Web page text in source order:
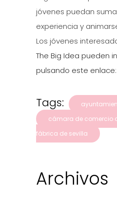
jóvenes puedan
experiencia y
Los jóvenes
The Big Idea pueden
pulsando este enlace:
Tags:
cámara de comercio
fábrica de sevilla
Archivos